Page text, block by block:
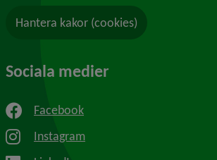
Hantera kakor (cookies)
Sociala medier
Facebook
Instagram